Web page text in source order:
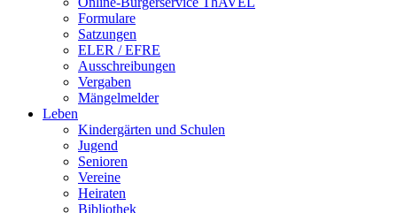
Formulare
Satzungen
ELER / EFRE
Ausschreibungen
Vergaben
Mängelmelder
Leben
Kindergärten und Schulen
Jugend
Senioren
Vereine
Heiraten
Bibliothek